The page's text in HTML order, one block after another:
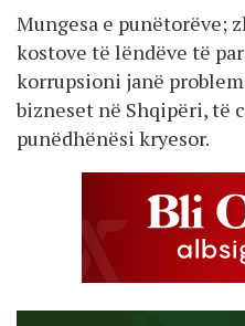
Mungesa e punëtorëve;
kostove të lëndëve të
korrupsioni janë
bizneset në Shqipëri, të
punëdhënësi kryesor.